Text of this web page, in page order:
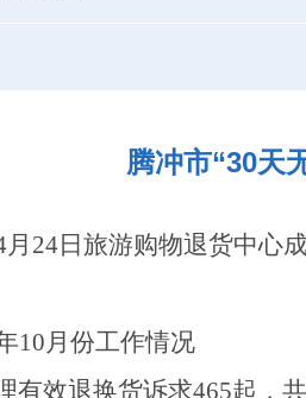
腾冲市“30天
月 24日旅游购物退货中心
10月份工作情况
有效退换货诉求465起，